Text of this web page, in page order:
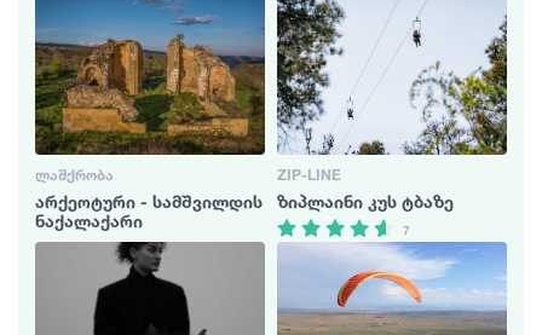
ᲚᲐᲨᲥᲠᲝᲑᲐ
არქეოტური - სამშვილდის
ნაქალაქარი
ZIP-LINE
ზიპლაინი კუს ტბაზე
7